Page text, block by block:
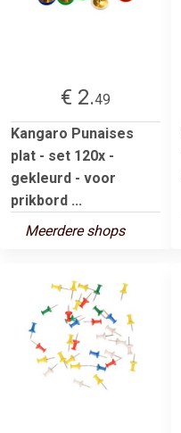
€ 2.49
Kangaro Punaises
plat - set 120x -
gekleurd - voor
prikbord ...
Meerdere shops